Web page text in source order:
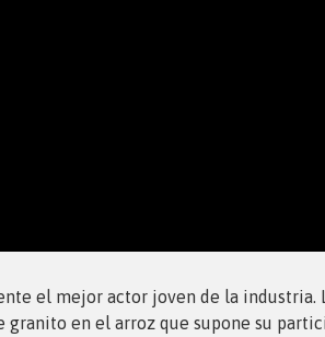
el mejor actor joven de la industria.
granito en el arroz que supone su